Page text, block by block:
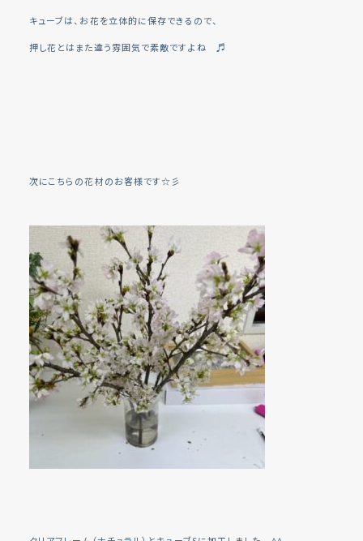
キューブは、お花を立体的に保存できるので、
押し花とはまた違う雰囲気で素敵ですよね ♬
次にこちらの花材のお客様です☆彡